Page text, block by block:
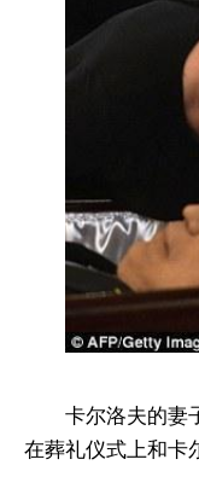
卡尔洛夫的妻
在葬礼仪式上和